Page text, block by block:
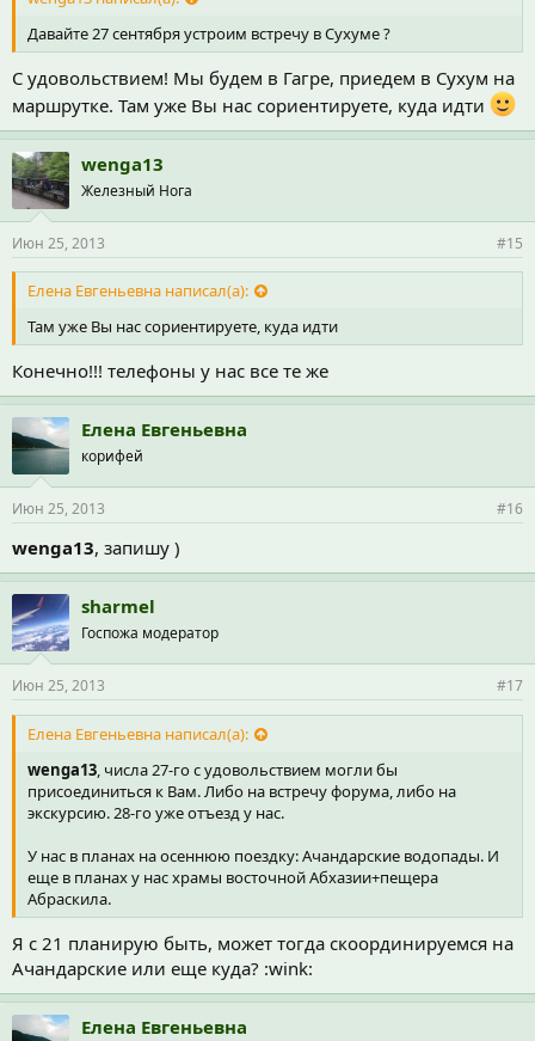
Давайте 27 сентября устроим встречу в Сухуме ?
С удовольствием! Мы будем в Гагре, приедем в Сухум на
маршрутке. Там уже Вы нас сориентируете, куда идти
wenga13
Железный Нога
Июн 25, 2013 #15
Елена Евгеньевна написал(а):
Там уже Вы нас сориентируете, куда идти
Конечно!!! телефоны у нас все те же
Елена Евгеньевна
корифей
Июн 25, 2013 #16
wenga13, запишу )
sharmel
Госпожа модератор
Июн 25, 2013 #17
Елена Евгеньевна написал(а):
wenga13, числа 27-го с удовольствием могли бы
присоединиться к Вам. Либо на встречу форума, либо на
экскурсию. 28-го уже отъезд у нас.
У нас в планах на осеннюю поездку: Ачандарские водопады. И
еще в планах у нас храмы восточной Абхазии+пещера
Абраскила.
Я с 21 планирую быть, может тогда скоординируемся на
Ачандарские или еще куда? :wink:
Елена Евгеньевна